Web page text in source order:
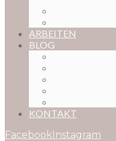
ARBEITEN
BLOG
KONTAKT
FacebookInstagram